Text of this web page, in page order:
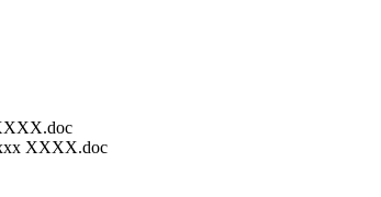
XXXX.doc